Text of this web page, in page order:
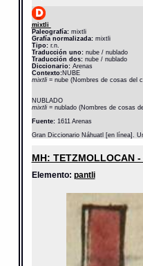
mixtli
Paleografía:mixtli
Grafía normalizada:mixtli
Tipo:r.n.
Traducción uno:nube / nublado
Traducción dos:nube / nublado
Diccionario: Arenas
Contexto:NUBE
mixtli = nube (Nombres de cosas del
NUBLADO
mixtli = nublado (Nombres de cosas
Fuente:1611 Arenas
Gran Diccionario Náhuatl [en línea].
MH: TETZMOLLOCAN
Elemento: pantli